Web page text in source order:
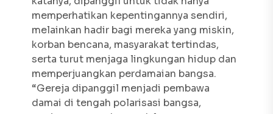
memperhatikan kepentingannya sendiri,
melainkan hadir bagi mereka yang miskin,
korban bencana, masyarakat tertindas,
serta turut menjaga lingkungan hidup dan
memperjuangkan perdamaian bangsa.
“Gereja dipanggil menjadi pembawa
damai di tengah polarisasi bangsa,